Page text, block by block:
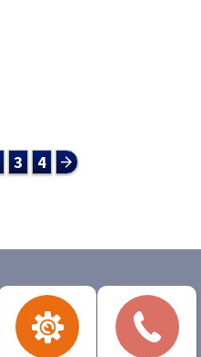
3 4